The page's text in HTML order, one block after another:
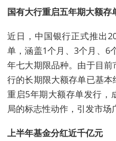
国有大行重启五年期大额存
近日， 中国银行正式推出
单，涵盖1个月、3个月、6
年七大期限品种。由于目
行的长期限大额存单已基
重启5年期大额存单发行，
局的标志性动作，引发市场
上半年基金分红近千亿元